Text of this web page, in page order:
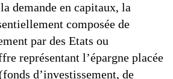
demande en capitaux, la
composée de
par des Etats ou
représentant l’épargne placée
d’investissement, de